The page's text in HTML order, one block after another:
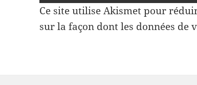
Ce site utilise Akismet pour
sur la façon dont les données de